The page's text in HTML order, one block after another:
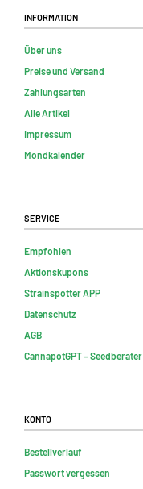
Information
Über uns
Preise und Versand
Zahlungsarten
Alle Artikel
Impressum
Mondkalender
Service
Empfohlen
Aktionskupons
Strainspotter APP
Datenschutz
AGB
CannapotGPT – Seedberater
Konto
Bestellverlauf
Passwort vergessen